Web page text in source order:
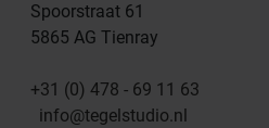
Spoorstraat 61
5865 AG Tienray
+31 (0) 478 - 69 11 63
info@tegelstudio.nl